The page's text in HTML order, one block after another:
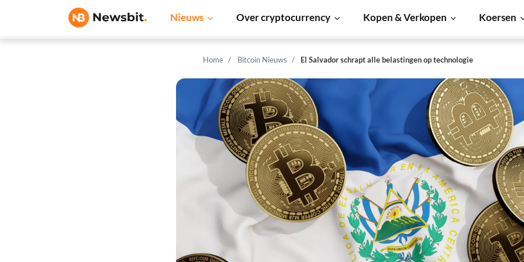
Nieuws Over cryptocurrency Kopen & Verkopen Koersen
Home Bitcoin Nieuws El Salvador schrapt alle belastingen op technologie